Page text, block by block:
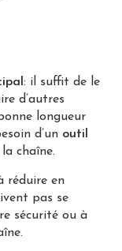
: il suffit de le
d’autres
longueur
d’un outil
chaîne.
réduire en
pas se
sécurité ou à